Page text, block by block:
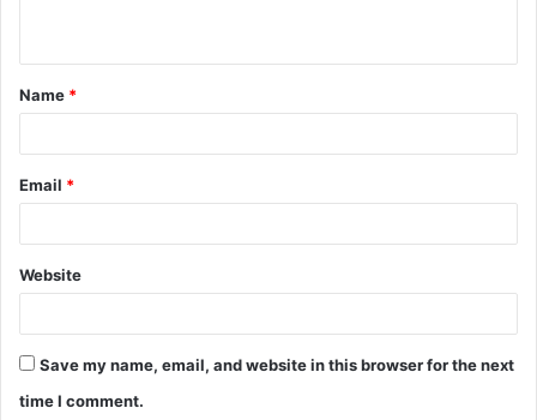
t
*
Name *
Email *
Website
Save my name, email, and website in this browser for the next
time I comment.